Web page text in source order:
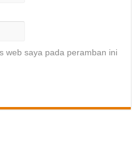
web saya pada peramban ini